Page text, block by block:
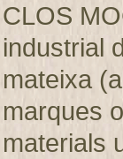
CLOS
industrial
mateixa
marques
materials